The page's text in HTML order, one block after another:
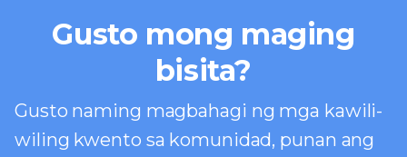
Gusto mong maging
bisita?
Gusto naming magbahagi ng mga kawili-
wiling kwento sa komunidad, punan ang